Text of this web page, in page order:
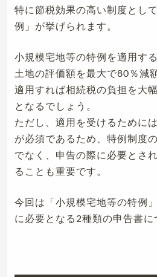
特に節税効果の高い制度とし
例」が挙げられます。
小規模宅地等の特例を適用す
土地の評価額を最大で80％減
適用すれば相続税の負担を大
となるでしょう。
ただし、適用を受けるために
が必須であるため、特例制度
でなく、申告の際に必要とさ
ることも重要です。
今回は「小規模宅地等の特例
に必要となる2種類の申告書に